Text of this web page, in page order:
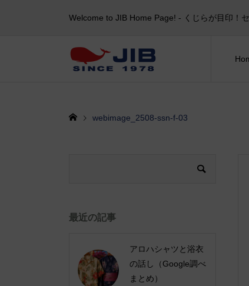
Welcome to JIB Home Page! ‐ くじらが目印！
webimage_2508-ssn-f-03
最近の記事
アロハシャツと浴衣
の話し（Google調べ
まとめ）